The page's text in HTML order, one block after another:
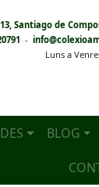
Santiago de
-
Luns a
BLOG